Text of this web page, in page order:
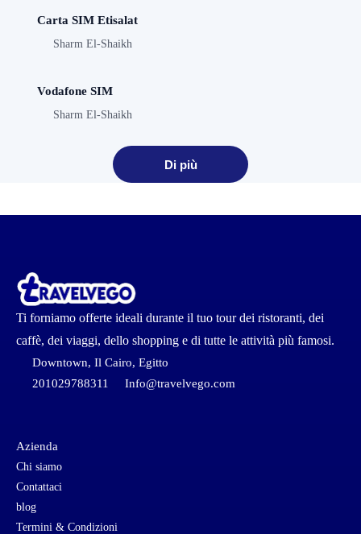
Carta SIM Etisalat
Sharm El-Shaikh
Vodafone SIM
Sharm El-Shaikh
Di più
Ti forniamo offerte ideali durante il tuo tour dei ristoranti, dei
caffè, dei viaggi, dello shopping e di tutte le attività più famosi.
Downtown, Il Cairo, Egitto
201029788311
Info@travelvego.com
Azienda
Chi siamo
Contattaci
blog
Termini & Condizioni